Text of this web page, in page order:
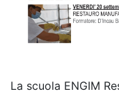
La scuola ENGIM